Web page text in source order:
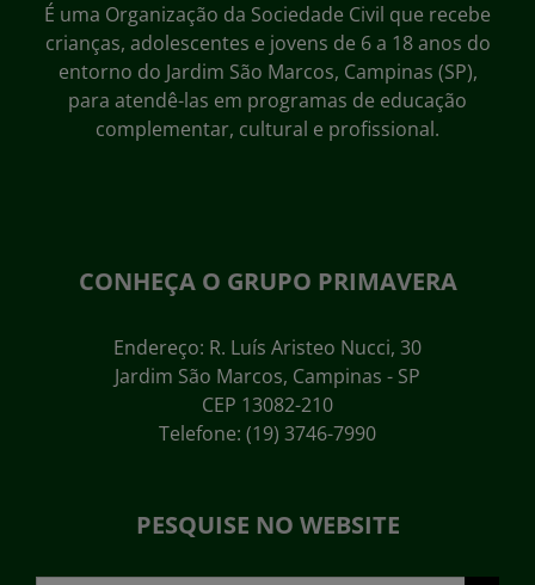
É uma Organização da Sociedade Civil que recebe
crianças, adolescentes e jovens de 6 a 18 anos do
entorno do Jardim São Marcos, Campinas (SP),
para atendê-las em programas de educação
complementar, cultural e profissional.
CONHEÇA O GRUPO PRIMAVERA
Endereço: R. Luís Aristeo Nucci, 30
Jardim São Marcos, Campinas - SP
CEP 13082-210
Telefone: (19) 3746-7990
PESQUISE NO WEBSITE